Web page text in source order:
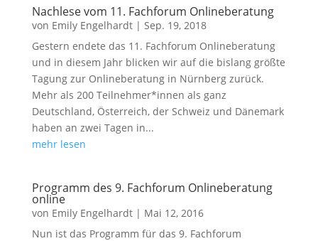
Nachlese vom 11. Fachforum Onlineberatung
von Emily Engelhardt| Sep. 19, 2018
Gestern endete das 11. Fachforum Onlineberatung
und in diesem Jahr blicken wir auf die bislang größte
Tagung zur Onlineberatung in Nürnberg zurück.
Mehr als 200 Teilnehmer*innen als ganz
Deutschland, Österreich, der Schweiz und Dänemark
haben an zwei Tagen in...
mehr lesen
Programm des 9. Fachforum Onlineberatung
online
von Emily Engelhardt| Mai 12, 2016
Nun ist das Programm für das 9. Fachforum